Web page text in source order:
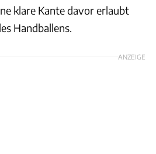
klare Kante davor erlaubt
Handballens.
ANZEIGE